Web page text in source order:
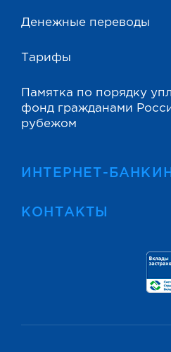
Денежные переводы
Тарифы
Памятка по порядку
фонд гражданами
рубежом
ИНТЕРНЕТ-
КОНТАКТЫ